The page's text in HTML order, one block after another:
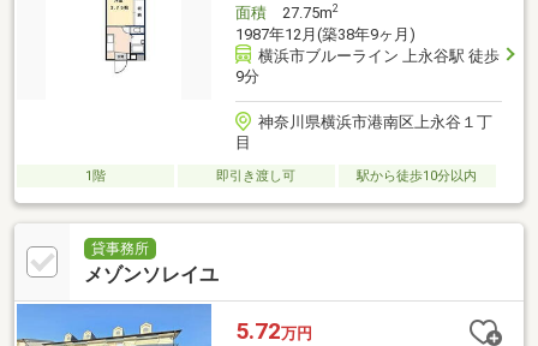
面積27.75m2
1987年12月(築38年9ヶ月)
横浜市ブルーライン 上永谷駅 徒歩
9分
神奈川県横浜市港南区上永谷１丁
目
1階 即引き渡し可 駅から徒歩10分以内
貸事務所
メゾンソレイユ
5.72万円